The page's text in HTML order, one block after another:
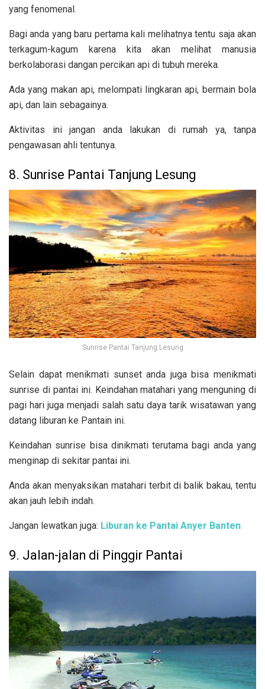
yang fenomenal.
Bagi anda yang baru pertama kali melihatnya tentu saja akan
terkagum-kagum karena kita akan melihat manusia
berkolaborasi dangan percikan api di tubuh mereka.
Ada yang makan api, melompati lingkaran api, bermain bola
api, dan lain sebagainya.
Aktivitas ini jangan anda lakukan di rumah ya, tanpa
pengawasan ahli tentunya.
8. Sunrise Pantai Tanjung Lesung
Sunrise Pantai Tanjung Lesung
Selain dapat menikmati sunset anda juga bisa menikmati
sunrise di pantai ini. Keindahan matahari yang menguning di
pagi hari juga menjadi salah satu daya tarik wisatawan yang
datang liburan ke Pantain ini.
Keindahan sunrise bisa dinikmati terutama bagi anda yang
menginap di sekitar pantai ini.
Anda akan menyaksikan matahari terbit di balik bakau, tentu
akan jauh lebih indah.
Jangan lewatkan juga: Liburan ke Pantai Anyer Banten
9. Jalan-jalan di Pinggir Pantai